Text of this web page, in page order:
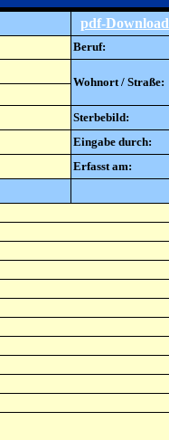
pdf-Download
Beruf:
Wohnort / Straße:
Sterbebild:
Eingabe durch:
Erfasst am: